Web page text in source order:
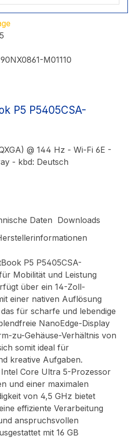
90NX0861-M01110
P5 P5405CSA-
@ 144 Hz - Wi-Fi 6E -
- kbd: Deutsch
Daten Downloads
P5 P5405CSA-
Mobilität und Leistung
über ein 14-Zoll-
einer nativen Auflösung
für scharfe und lebendige
NanoEdge-Display
zu-Gehäuse-Verhältnis von
somit ideal für
kreative Aufgaben.
Core Ultra 5-Prozessor
und einer maximalen
von 4,5 GHz bietet
effiziente Verarbeitung
anspruchsvollen
mit 16 GB